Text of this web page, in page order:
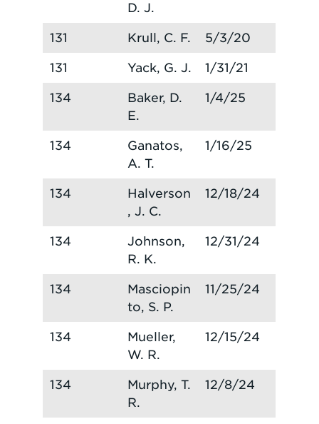
D. J.
131 Krull, C. F. 5/3/20
131 Yack, G. J. 1/31/21
134
Baker, D.
E.
1/4/25
134
Ganatos,
A. T.
1/16/25
134
Halverson
, J. C.
12/18/24
134
Johnson,
R. K.
12/31/24
134
Masciopin
to, S. P.
11/25/24
134
Mueller,
W. R.
12/15/24
134
Murphy, T.
R.
12/8/24